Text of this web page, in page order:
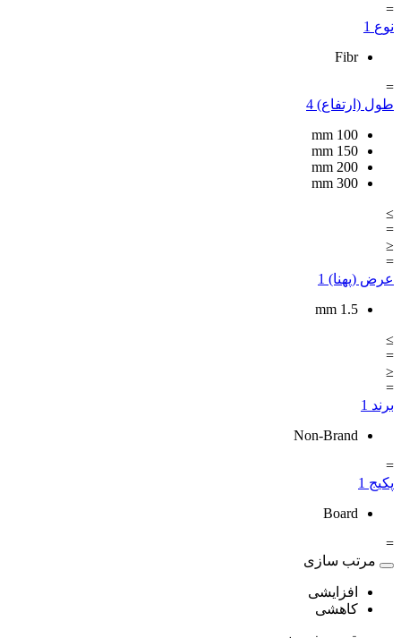
=
نوع 1
Fibr
=
طول (ارتفاع) 4
100
mm
150
mm
200
mm
300
mm
≥
=
≤
=
عرض (پهنا) 1
1.5
mm
≥
=
≤
=
برند 1
Non-Brand
=
پکیج 1
Board
=
مرتب سازی
افزایشی
کاهشی